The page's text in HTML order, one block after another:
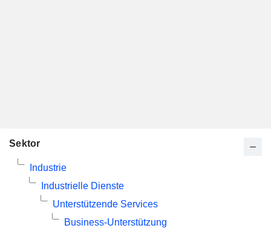
Sektor
Industrie
Industrielle Dienste
Unterstützende Services
Business-Unterstützung